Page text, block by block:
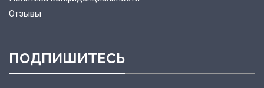
Отзывы
ПОДПИШИТЕСЬ